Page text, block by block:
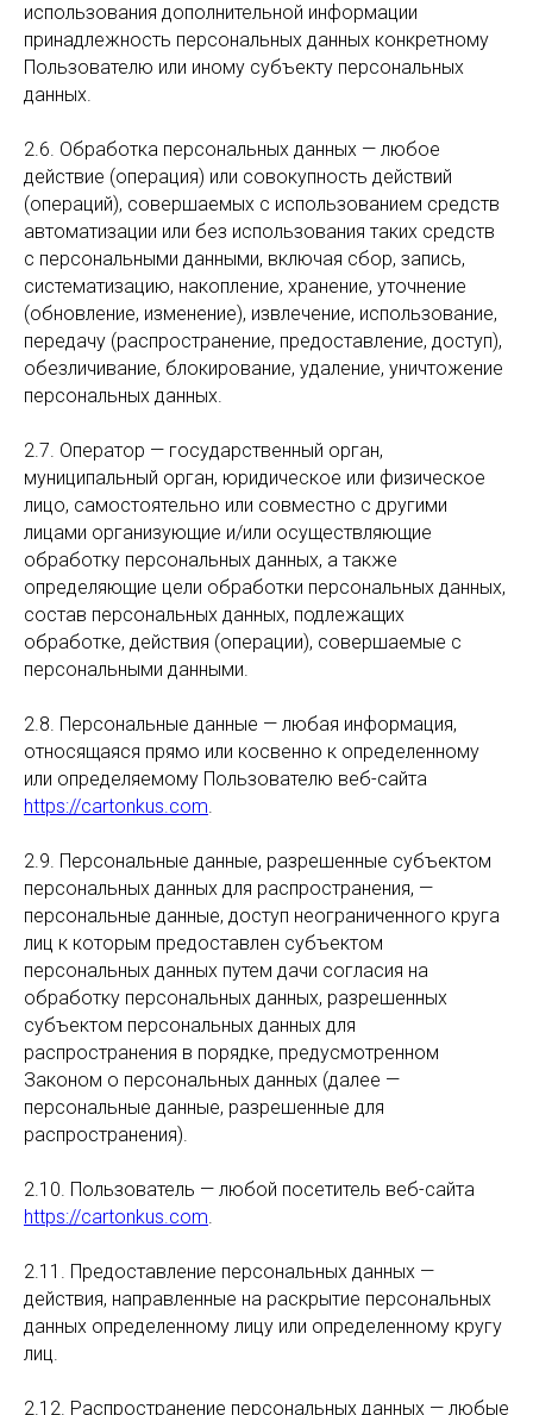
использования дополнительной информации
принадлежность персональных данных конкретному
Пользователю или иному субъекту персональных
данных.
2.6. Обработка персональных данных — любое
действие (операция) или совокупность действий
(операций), совершаемых с использованием средств
автоматизации или без использования таких средств
с персональными данными, включая сбор, запись,
систематизацию, накопление, хранение, уточнение
(обновление, изменение), извлечение, использование,
передачу (распространение, предоставление, доступ),
обезличивание, блокирование, удаление, уничтожение
персональных данных.
2.7. Оператор — государственный орган,
муниципальный орган, юридическое или физическое
лицо, самостоятельно или совместно с другими
лицами организующие и/или осуществляющие
обработку персональных данных, а также
определяющие цели обработки персональных данных,
состав персональных данных, подлежащих
обработке, действия (операции), совершаемые с
персональными данными.
2.8. Персональные данные — любая информация,
относящаяся прямо или косвенно к определенному
или определяемому Пользователю веб-сайта
https://cartonkus.com.
2.9. Персональные данные, разрешенные субъектом
персональных данных для распространения, —
персональные данные, доступ неограниченного круга
лиц к которым предоставлен субъектом
персональных данных путем дачи согласия на
обработку персональных данных, разрешенных
субъектом персональных данных для
распространения в порядке, предусмотренном
Законом о персональных данных (далее —
персональные данные, разрешенные для
распространения).
2.10. Пользователь — любой посетитель веб-сайта
https://cartonkus.com.
2.11. Предоставление персональных данных —
действия, направленные на раскрытие персональных
данных определенному лицу или определенному кругу
лиц.
2.12. Распространение персональных данных — любые